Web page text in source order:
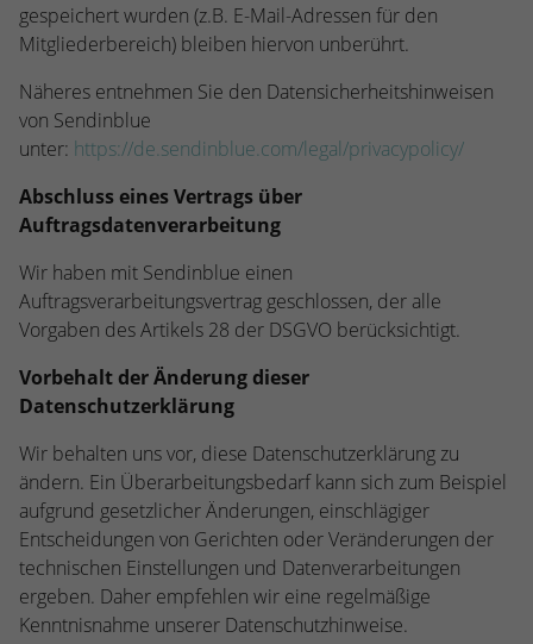
gespeichert wurden (z.B. E-Mail-Adressen für den
Mitgliederbereich) bleiben hiervon unberührt.
Näheres entnehmen Sie den Datensicherheitshinweisen
von Sendinblue
unter: https://de.sendinblue.com/legal/privacypolicy/
Abschluss eines Vertrags über
Auftragsdatenverarbeitung
Wir haben mit Sendinblue einen
Auftragsverarbeitungsvertrag geschlossen, der alle
Vorgaben des Artikels 28 der DSGVO berücksichtigt.
Vorbehalt der Änderung dieser
Datenschutzerklärung
Wir behalten uns vor, diese Datenschutzerklärung zu
ändern. Ein Überarbeitungsbedarf kann sich zum Beispiel
aufgrund gesetzlicher Änderungen, einschlägiger
Entscheidungen von Gerichten oder Veränderungen der
technischen Einstellungen und Datenverarbeitungen
ergeben. Daher empfehlen wir eine regelmäßige
Kenntnisnahme unserer Datenschutzhinweise.